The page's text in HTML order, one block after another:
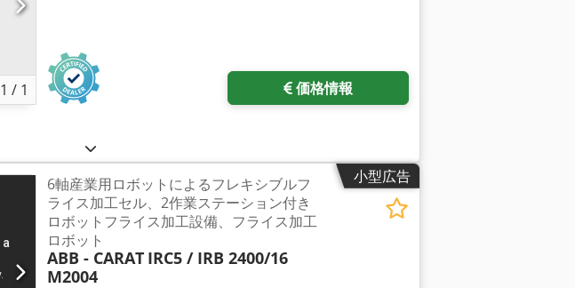
1 / 1 価格情報
小型広告
6軸産業用ロボットによるフレキシブルフ
ライス加工セル、2作業ステーション付き
ロボットフライス加工設備、フライス加工
ロボット
ABB - CARAT IRC5 / IRB 2400/16
M2004